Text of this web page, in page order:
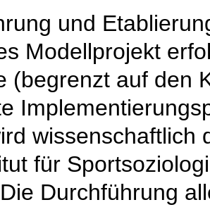
und
Modellprojekt
(begrenzt auf den
wissenschaftlich
für
Durchführung